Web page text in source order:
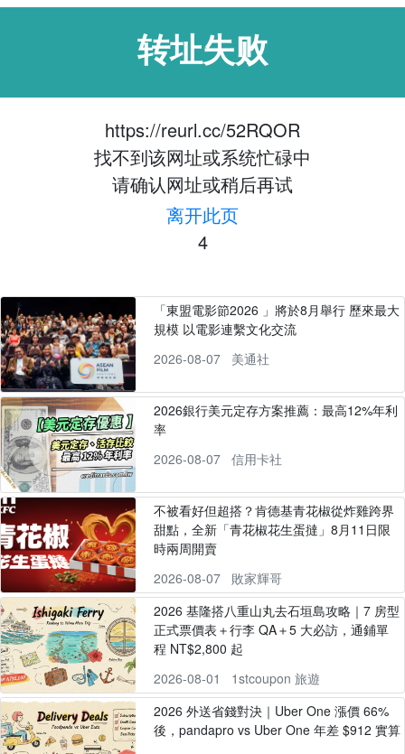
转址失败
https://reurl.cc/52RQOR
找不到该网址或系统忙碌中
请确认网址或稍后再试
离开此页
4
「東盟電影節2026 」將於8月舉行 歷來最大
規模 以電影連繫文化交流
2026-08-07
美通社
2026銀行美元定存方案推薦：最高12%年利
率
2026-08-07
信用卡社
不被看好但超搭？肯德基青花椒從炸雞跨界
甜點，全新「青花椒花生蛋撻」8月11日限
時兩周開賣
2026-08-07
敗家輝哥
2026 基隆搭八重山丸去石垣島攻略｜7 房型
正式票價表＋行李 QA＋5 大必訪，通鋪單
程 NT$2,800 起
2026-08-01
1stcoupon 旅遊
2026 外送省錢對決｜Uber One 漲價 66%
後，pandapro vs Uber One 年差 $912 實算